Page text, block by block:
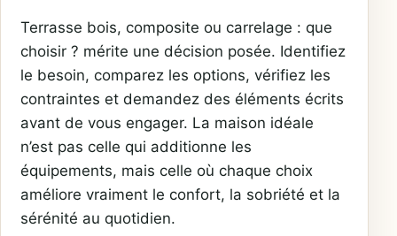
Terrasse bois, composite ou carrelage : que
choisir ? mérite une décision posée. Identifiez
le besoin, comparez les options, vérifiez les
contraintes et demandez des éléments écrits
avant de vous engager. La maison idéale
n’est pas celle qui additionne les
équipements, mais celle où chaque choix
améliore vraiment le confort, la sobriété et la
sérénité au quotidien.